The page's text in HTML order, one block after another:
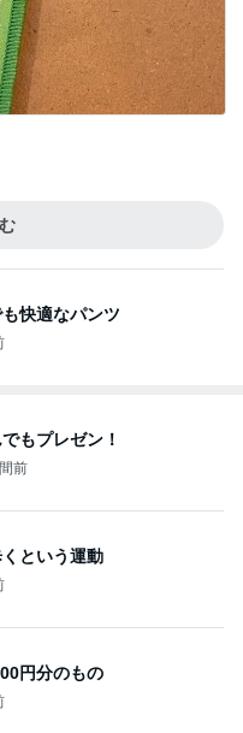
快適なパンツ
もプレゼン！
前
という運動
円分のもの